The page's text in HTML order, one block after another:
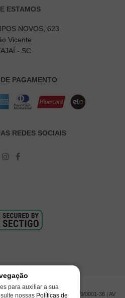
ESTAMOS
NOVOS, 623
Vicente
- SC
PAGAMENTO
REDES SOCIAIS
LTDA | CNPJ 00.201.519/0001-38 | AV
para auxiliar a sua
nossas Políticas de